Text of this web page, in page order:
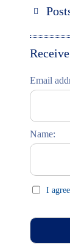
Italiano
Email
Name:
I